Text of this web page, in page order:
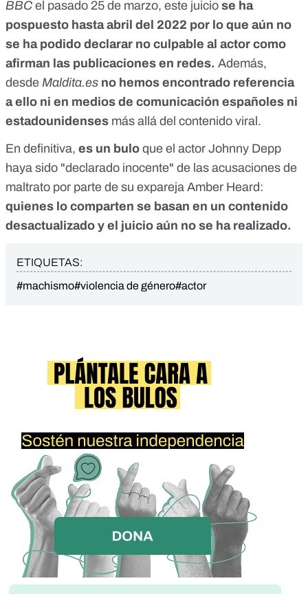
BBC el pasado 25 de marzo, este juicio se ha
pospuesto hasta abril del 2022 por lo que aún no
se ha podido declarar no culpable al actor como
afirman las publicaciones en redes. Además,
desde Maldita.es no hemos encontrado referencia
a ello ni en medios de comunicación españoles ni
estadounidenses más allá del contenido viral.
En definitiva, es un bulo que el actor Johnny Depp
haya sido "declarado inocente" de las acusaciones de
maltrato por parte de su expareja Amber Heard:
quienes lo comparten se basan en un contenido
desactualizado y el juicio aún no se ha realizado.
ETIQUETAS:
#machismo#violencia de género#actor